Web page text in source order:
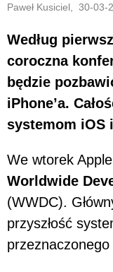
Paweł Kusiciel, 30-03-
Według
coroczna
będzie
iPhone’a.
systemom iOS
We wtorek
Worldwide
(WWDC).
przyszłość